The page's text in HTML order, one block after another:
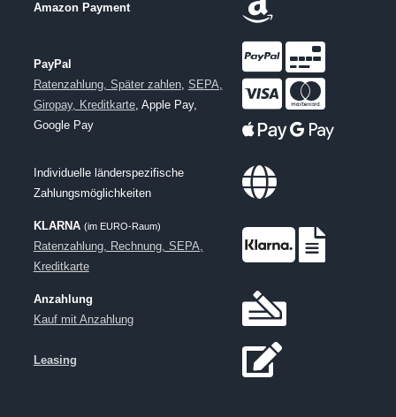
Amazon Payment
PayPal
Ratenzahlung, Später zahlen, SEPA,
Giropay, Kreditkarte, Apple Pay,
Google Pay
Individuelle länderspezifische
Zahlungsmöglichkeiten
KLARNA (im EURO-Raum)
Ratenzahlung, Rechnung, SEPA,
Kreditkarte
Anzahlung
Kauf mit Anzahlung
Leasing